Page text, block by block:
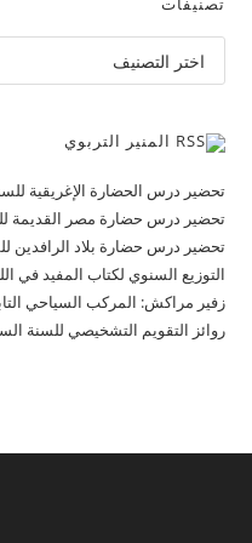
تصنيفات
المنير التربوي
تحضير درس الحضارة الإغريقية
تحضير درس حضارة مصر القديمة
تحضير درس حضارة بلاد الرافدين
التوزيع السنوي لكتاب المفيد في
زفير مراكش: المركب السياحي
روائز التقويم التشخيصي للسنة السادسة